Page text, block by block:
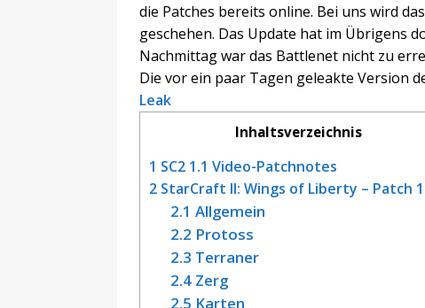
die Patches bereits online. Bei uns wird das
geschehen. Das Update hat im Übrigens
Nachmittag war das Battlenet nicht zu
Die vor ein paar Tagen geleakte Version
Leak
Inhaltsverzeichnis
1 SC2 1.1 Video-Patchnotes
2 StarCraft II: Wings of Liberty – Patch
2.1 Allgemein
2.2 Protoss
2.3 Terraner
2.4Zerg
2.5 Karten